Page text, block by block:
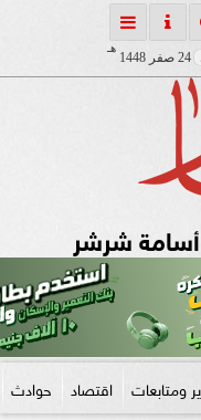
24 صفر 1448
هـ
أسامة شرشر
ومتابعات اقتصاد حوادث